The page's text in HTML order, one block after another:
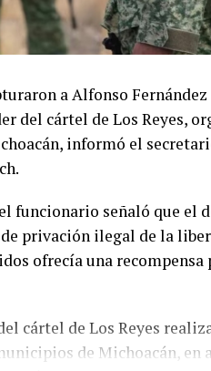
a Alfonso
del cártel de Los Reyes,
informó el
funcionario señaló que el
privación ilegal de la
ofrecía una
cártel de Los Reyes
de Michoacán, en